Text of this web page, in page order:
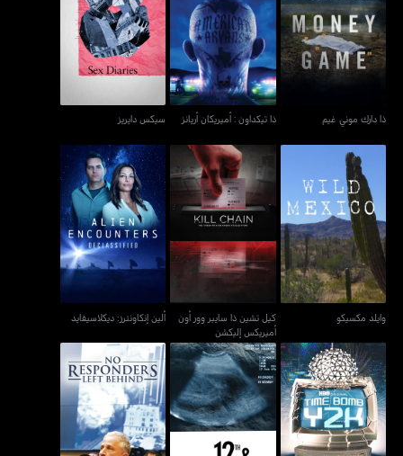
ذا دارك موني غيم
ذا دارك موني غيم
ذا تيكداون : أميريكان أريانز
ذا تيكداون : أميريكان أريانز
سيكس دايريز
سيكس دايريز
وايلد مكسيكو
وايلد مكسيكو
كيل تشين ذا سايبر وور أون
أميريكس إليكشن
كيل تشين ذا سايبر وور أون
أميريكس إليكشن
ألين إنكاونترز: ديكلاسيفايد
ألين إنكاونترز: ديكلاسيفايد
تايم بومب واي تو كيه تويلفث أند ديلاوير نو ريسبوندرز ليفت بيهايند